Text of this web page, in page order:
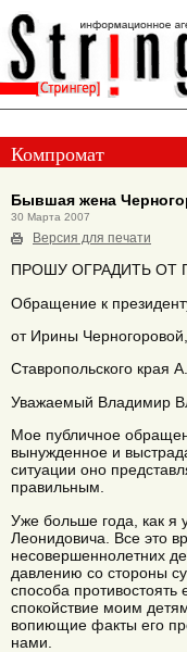
Компромат
Бывшая жена
30 Марта 2007
Версия для печати
ПРОШУ ОГРАДИТЬ ОТ
Обращение к
от Ирины
Ставропольского края
Уважаемый Владимир
Мое публичное
вынужденное и
ситуации оно
правильным.
Уже больше года, как я
Леонидовича. Все это
несовершеннолетних
давлению со стороны
способа
спокойствие моим
вопиющие факты его
нами.